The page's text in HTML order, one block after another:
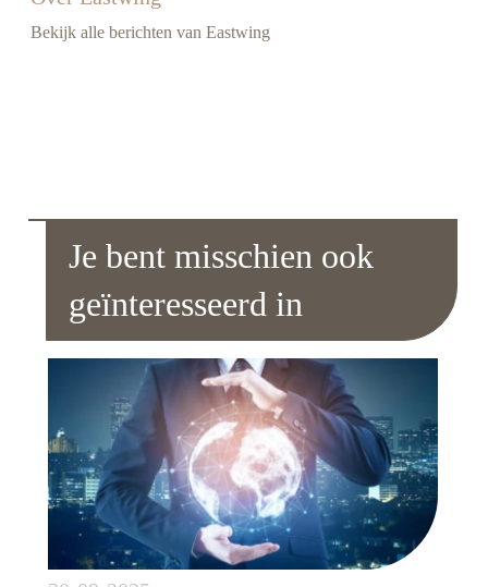
Bekijk alle berichten van Eastwing
Je bent misschien ook
geïnteresseerd in